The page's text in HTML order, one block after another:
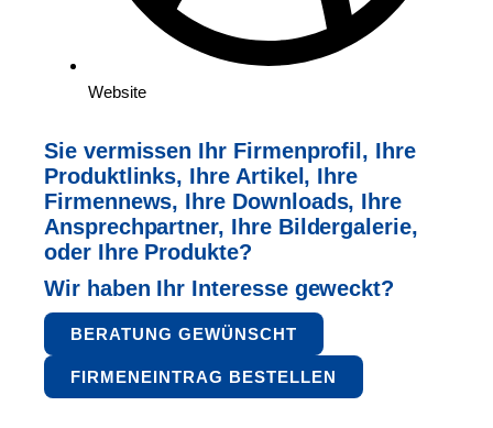
Website
Sie vermissen Ihr Firmenprofil, Ihre
Produktlinks, Ihre Artikel, Ihre
Firmennews, Ihre Downloads, Ihre
Ansprechpartner, Ihre Bildergalerie,
oder Ihre Produkte?
Wir haben Ihr Interesse geweckt?
BERATUNG GEWÜNSCHT
FIRMENEINTRAG BESTELLEN